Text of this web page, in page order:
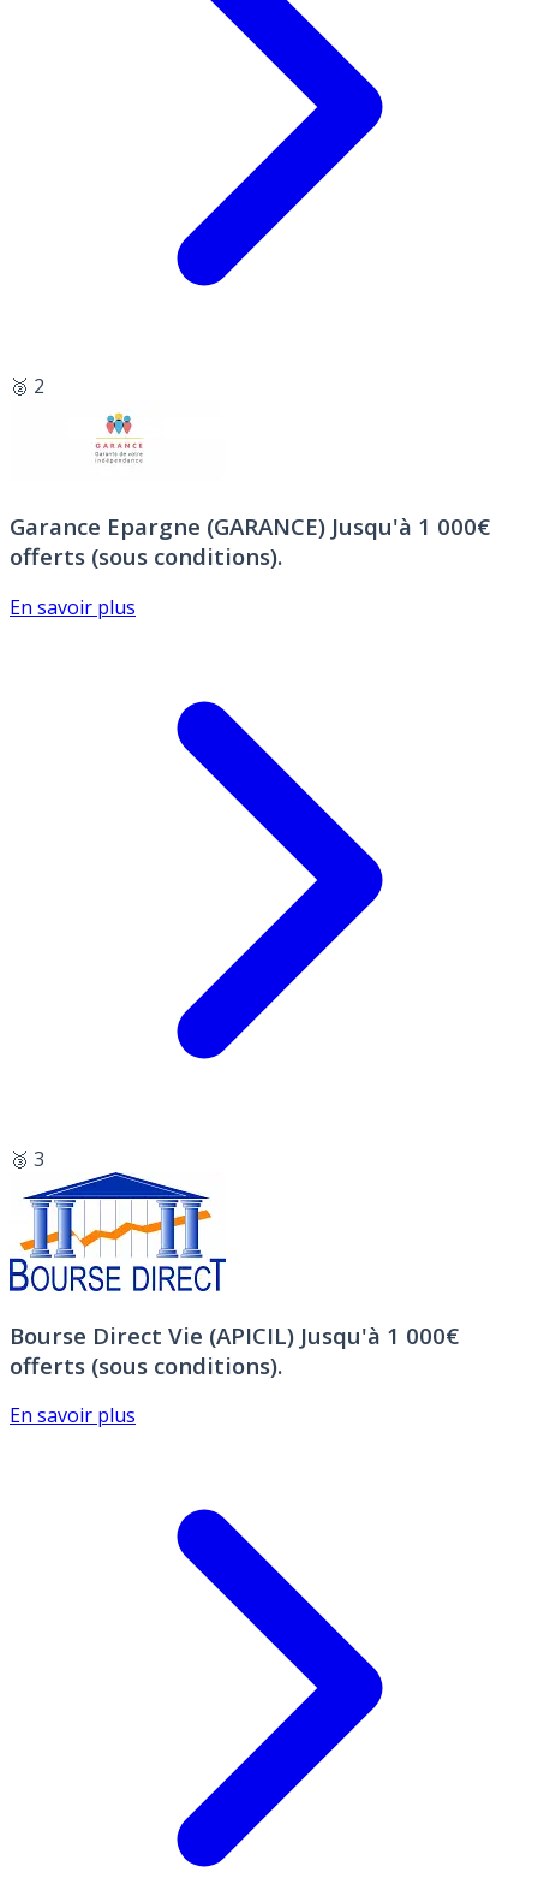
🥈 2
Garance Epargne (GARANCE) Jusqu'à 1 000€
offerts (sous conditions).
En savoir plus
🥉 3
Bourse Direct Vie (APICIL) Jusqu'à 1 000€
offerts (sous conditions).
En savoir plus